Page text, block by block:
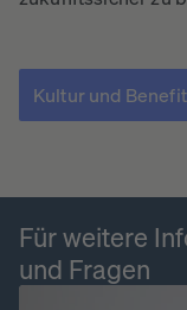
Kultur und
Für weitere
und Fragen